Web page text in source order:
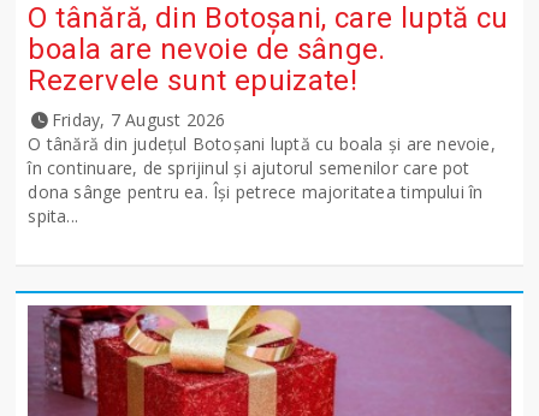
O tânără, din Botoșani, care luptă cu
boala are nevoie de sânge.
Rezervele sunt epuizate!
Friday, 7 August 2026
O tânără din județul Botoșani luptă cu boala și are nevoie,
în continuare, de sprijinul și ajutorul semenilor care pot
dona sânge pentru ea. Își petrece majoritatea timpului în
spita...